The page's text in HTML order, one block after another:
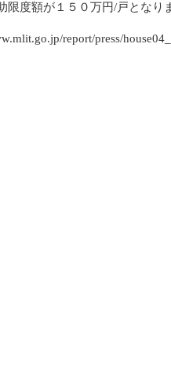
度額が１５０万円/戸となり
report/press/